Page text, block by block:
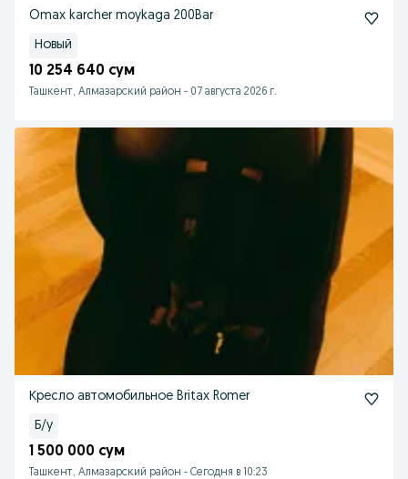
Omax karcher moykaga 200Bar
Новый
10 254 640 сум
Ташкент, Алмазарский район - 07 августа 2026 г.
Кресло автомобильное Britax Romer
Б/у
1 500 000 сум
Ташкент, Алмазарский район - Сегодня в 10:23